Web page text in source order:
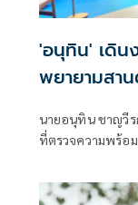
'อนุทิน' เดิน
พยายามสา
นายอนุทิน ชาญวีร
ที่ตรวจความพร้อ
สิงหาคม นี้ ณ อาค